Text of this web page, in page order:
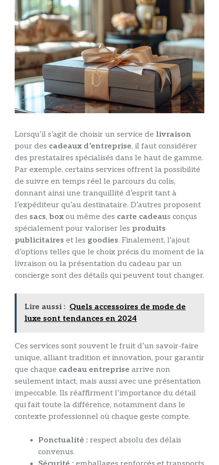
Lorsqu’il s’agit de choisir un service de livraison
pour des cadeaux d’entreprise, il faut considérer
des prestataires spécialisés dans le haut de gamme.
Par exemple, certains services offrent la possibilité
de suivre en temps réel le parcours du colis,
donnant ainsi une tranquillité d’esprit tant à
l’expéditeur qu’au destinataire. D’autres proposent
des sacs,box ou même des carte cadeaus conçus
spécialement pour valoriser les produits
publicitaires et les goodies. Finalement, l’ajout
d’options telles que le choix précis du moment de la
livraison ou la présentation du cadeau par un
concierge sont des détails qui peuvent tout changer.
Lire aussi : Quels accessoires de mode de
luxe sont tendances en 2024
Ces services sont souvent le fruit d’un savoir-faire
unique, alliant tradition et innovation, pour garantir
que chaque cadeau entreprise arrive non
seulement intact, mais aussi avec une présentation
impeccable. Ils réaffirment l’importance du détail
qui fait toute la différence, notamment dans le
contexte professionnel où chaque geste compte.
Ponctualité : respect absolu des délais
convenus.